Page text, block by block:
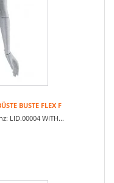
BUSTE FLEX F
LID.00004 WITH...